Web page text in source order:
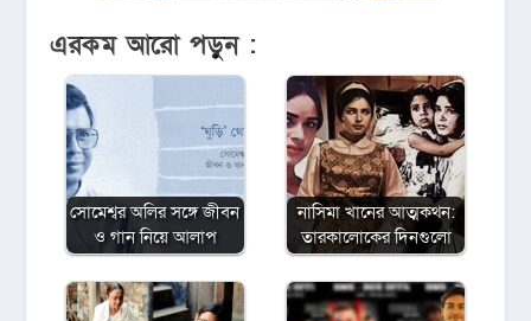
এরকম আরো পড়ুন :
সোমেশ্বর অলির সঙ্গে জীবন
ও গান নিয়ে আলাপ
নাসিমা খানের আত্মকথন:
তারকালোকের দিনগুলো